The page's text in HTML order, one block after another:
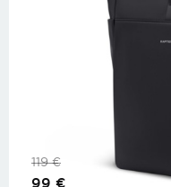
119€
99 €